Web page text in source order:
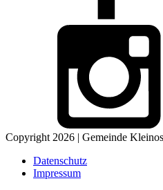
Copyright 2026 | Gemeinde
Datenschutz
Impressum